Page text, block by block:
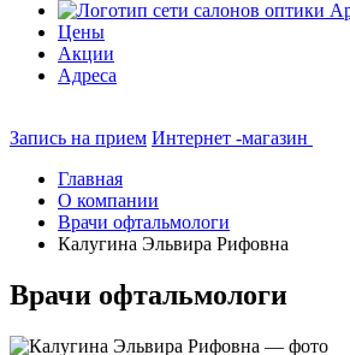
Цены
Акции
Адреса
Запись на прием Интернет -магазин
Главная
О компании
Врачи офтальмологи
Калугина Эльвира Рифовна
Врачи офтальмологи